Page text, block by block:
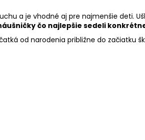
a je vhodné aj pre najmenšie deti.
čo najlepšie sedeli
od narodenia približne do začiatku